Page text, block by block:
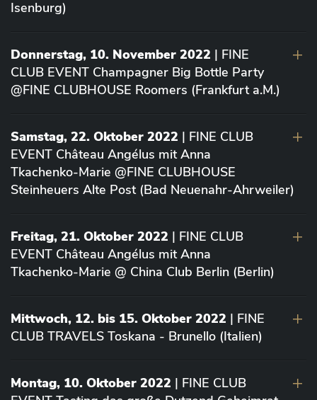
Isenburg)
Donnerstag, 10. November 2022 | FINE
CLUB EVENT Champagner Big Bottle Party
@FINE CLUBHOUSE Roomers (Frankfurt a.M.)
Samstag, 22. Oktober 2022 | FINE CLUB
EVENT Château Angélus mit Anna
Tkachenko-Marie @FINE CLUBHOUSE
Steinheuers Alte Post (Bad Neuenahr-Ahrweiler)
Freitag, 21. Oktober 2022 | FINE CLUB
EVENT Château Angélus mit Anna
Tkachenko-Marie @ China Club Berlin (Berlin)
Mittwoch, 12. bis 15. Oktober 2022 | FINE
CLUB TRAVELS Toskana - Brunello (Italien)
Montag, 10. Oktober 2022 | FINE CLUB